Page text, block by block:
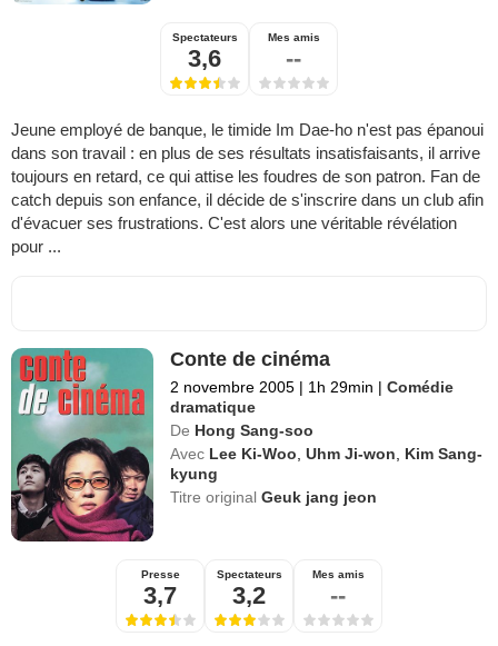
Spectateurs
3,6
Mes amis
--
Jeune employé de banque, le timide Im Dae-ho n'est pas épanoui
dans son travail : en plus de ses résultats insatisfaisants, il arrive
toujours en retard, ce qui attise les foudres de son patron. Fan de
catch depuis son enfance, il décide de s'inscrire dans un club afin
d'évacuer ses frustrations. C'est alors une véritable révélation
pour ...
Conte de cinéma
2 novembre 2005 | 1h 29min | Comédie
dramatique
De Hong Sang-soo
Avec Lee Ki-Woo ,Uhm Ji-won
Kim Sang-
kyung
Titre originalGeuk jang jeon
Presse
3,7
Spectateurs
3,2
Mes amis
--